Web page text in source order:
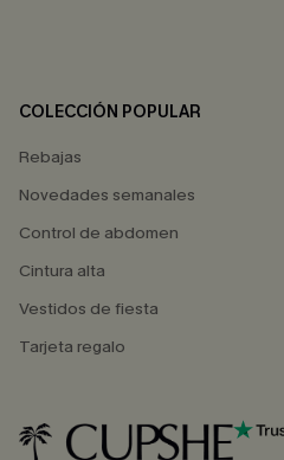
COLECCIÓN POPULAR
Rebajas
Novedades semanales
Control de abdomen
Cintura alta
Vestidos de fiesta
Tarjeta regalo